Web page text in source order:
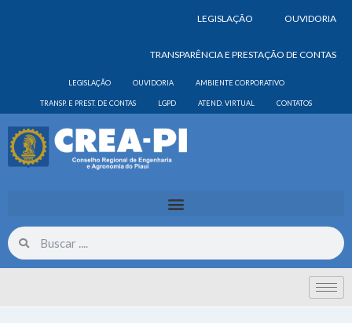
LEGISLAÇÃO OUVIDORIA
TRANSPARÊNCIA E PRESTAÇÃO DE CONTAS
LEGISLAÇÃO OUVIDORIA AMBIENTE CORPORATIVO
TRANSP. E PREST. DE CONTAS LGPD ATEND. VIRTUAL CONTATOS